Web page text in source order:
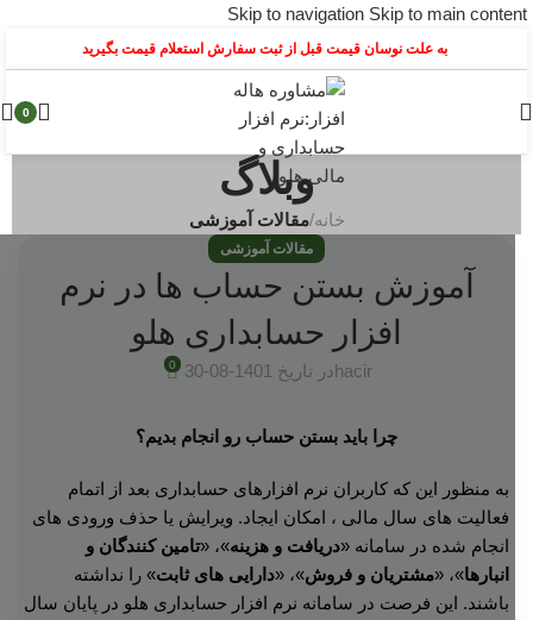
Skip to navigation Skip to main content
به علت نوسان قیمت قبل از ثبت سفارش استعلام قیمت بگیرید
0
وبلاگ
خانه/مقالات آموزشی
مقالات آموزشی
آموزش بستن حساب ها در نرم
افزار حسابداری هلو
hacirدر تاریخ 1401-08-30 0
چرا باید بستن حساب رو انجام بدیم؟
به منظور این‌ که کاربران نرم افزارهای حسابداری بعد از اتمام
فعالیت های سال مالی ، امکان ایجاد. ویرایش یا حذف ورودی های
انجام شده در سامانه «دریافت و هزینه»، «تامین کنندگان و
انبارها»، «مشتریان و فروش»، «دارایی های ثابت» را نداشته
باشند. این فرصت در سامانه نرم افزار حسابداری هلو در پایان سال